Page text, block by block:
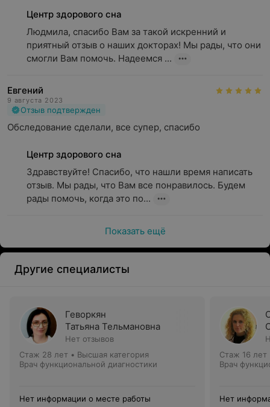
Центр здорового сна
Людмила, спасибо Вам за такой искренний и
приятный отзыв о наших докторах! Мы рады, что они
смогли Вам помочь. Надеемся ...
Евгений
9 августа 2023
Отзыв подтвержден
Обследование сделали, все супер, спасибо
Центр здорового сна
Здравствуйте! Спасибо, что нашли время написать
отзыв. Мы рады, что Вам все понравилось. Будем
рады помочь, когда это по...
Показать ещё
Другие специалисты
Геворкян
Татьяна Тельмановна
Нет отзывов
Стаж 28 лет • Высшая категория
Врач функциональной диагностики
Нет информации о месте работы
Стаж 16 лет
Врач
Нет